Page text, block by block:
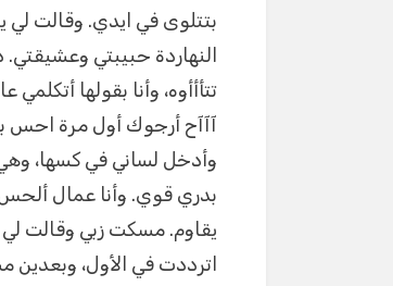
بتتلوى في ايدي. وقالت لي
النهاردة حبيبتي
تتأأأوه، وأنا بقولها
آآآح أرجوك أول مرة احس
وأدخل لساني في كسها،
يقاوم. مسكت زبي وقالت
اترددت في الأول،